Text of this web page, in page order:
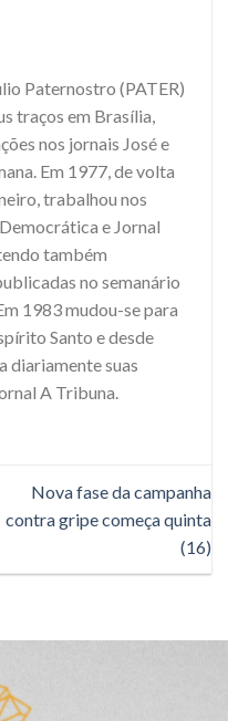
Paternostro (PATER)
traços em Brasília,
nos jornais José e
Em 1977, de volta
trabalhou nos
e Jornal
também
no semanário
1983 mudou-se para
Santo e desde
diariamente suas
A Tribuna.
Nova fase da campanha
contra gripe começa quinta
(16)